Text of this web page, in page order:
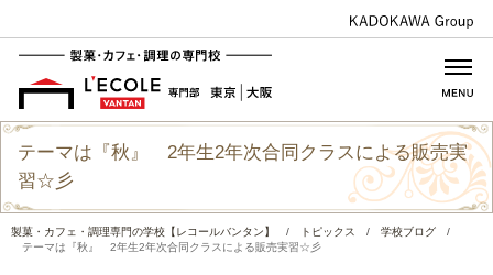
テーマは『秋』 2年生2年次合同クラスによる販売実
習☆彡
製菓・カフェ・調理専門の学校【レコールバンタン】 / トピックス / 学校ブログ
/
テーマは『秋』 2年生2年次合同クラスによる販売実習☆彡